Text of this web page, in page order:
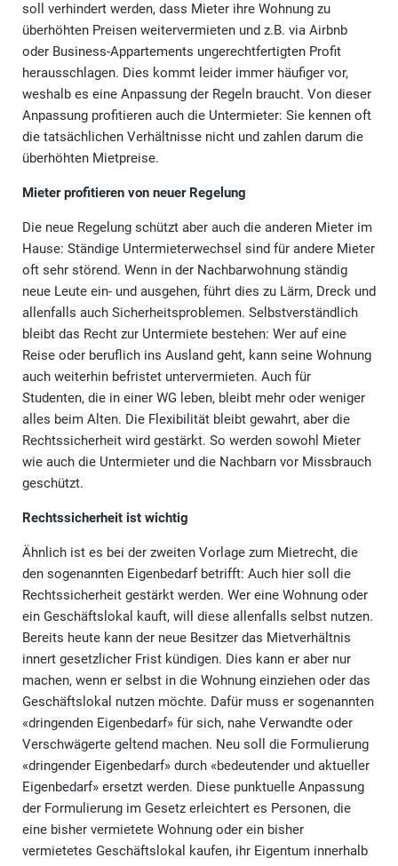
soll verhindert werden, dass Mieter ihre Wohnung zu
überhöhten Preisen weitervermieten und z.B. via Airbnb
oder Business-Appartements ungerechtfertigten Profit
herausschlagen. Dies kommt leider immer häufiger vor,
weshalb es eine Anpassung der Regeln braucht. Von dieser
Anpassung profitieren auch die Untermieter: Sie kennen oft
die tatsächlichen Verhältnisse nicht und zahlen darum die
überhöhten Mietpreise.
Mieter profitieren von neuer Regelung
Die neue Regelung schützt aber auch die anderen Mieter im
Hause: Ständige Untermieterwechsel sind für andere Mieter
oft sehr störend. Wenn in der Nachbarwohnung ständig
neue Leute ein- und ausgehen, führt dies zu Lärm, Dreck und
allenfalls auch Sicherheitsproblemen. Selbstverständlich
bleibt das Recht zur Untermiete bestehen: Wer auf eine
Reise oder beruflich ins Ausland geht, kann seine Wohnung
auch weiterhin befristet untervermieten. Auch für
Studenten, die in einer WG leben, bleibt mehr oder weniger
alles beim Alten. Die Flexibilität bleibt gewahrt, aber die
Rechtssicherheit wird gestärkt. So werden sowohl Mieter
wie auch die Untermieter und die Nachbarn vor Missbrauch
geschützt.
Rechtssicherheit ist wichtig
Ähnlich ist es bei der zweiten Vorlage zum Mietrecht, die
den sogenannten Eigenbedarf betrifft: Auch hier soll die
Rechtssicherheit gestärkt werden. Wer eine Wohnung oder
ein Geschäftslokal kauft, will diese allenfalls selbst nutzen.
Bereits heute kann der neue Besitzer das Mietverhältnis
innert gesetzlicher Frist kündigen. Dies kann er aber nur
machen, wenn er selbst in die Wohnung einziehen oder das
Geschäftslokal nutzen möchte. Dafür muss er sogenannten
«dringenden Eigenbedarf» für sich, nahe Verwandte oder
Verschwägerte geltend machen. Neu soll die Formulierung
«dringender Eigenbedarf» durch «bedeutender und aktueller
Eigenbedarf» ersetzt werden. Diese punktuelle Anpassung
der Formulierung im Gesetz erleichtert es Personen, die
eine bisher vermietete Wohnung oder ein bisher
vermietetes Geschäftslokal kaufen, ihr Eigentum innerhalb